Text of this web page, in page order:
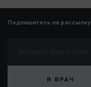
Подпишитесь на рассылку
Я ВРАЧ